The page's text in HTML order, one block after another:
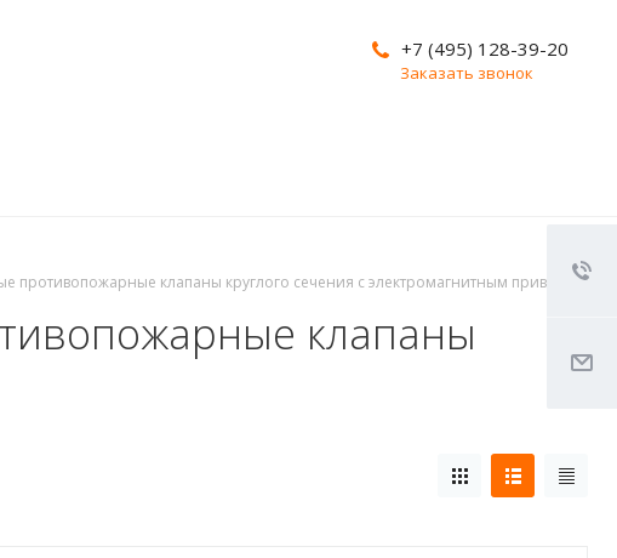
+7 (495) 128-39-20
Заказать звонок
противопожарные клапаны круглого сечения с электромагнитным приводом
клапаны